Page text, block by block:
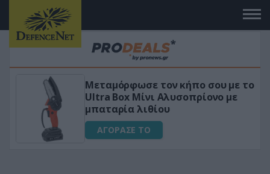
τον κήπο σου με το
Box Μίνι Αλυσοπρίονο με
λιθίου
ΑΓΟΡΑΣΕ ΤΟ
για